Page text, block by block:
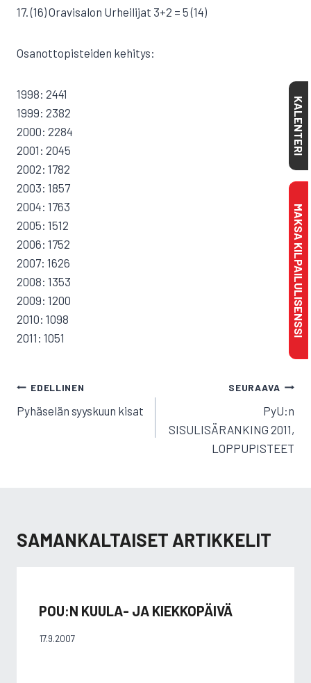
17. (16) Oravisalon Urheilijat 3+2 = 5 (14)
Osanottopisteiden kehitys:
1998: 2441
1999: 2382
2000: 2284
2001: 2045
2002: 1782
2003: 1857
2004: 1763
2005: 1512
2006: 1752
2007: 1626
2008: 1353
2009: 1200
2010: 1098
2011: 1051
ARTIKKELIEN
SELAUS
EDELLINEN
Pyhäselän syyskuun kisat
SEURAAVA
PyU:n
SISULISÄRANKING 2011,
LOPPUPISTEET
SAMANKALTAISET ARTIKKELIT
POU:N KUULA- JA KIEKKOPÄIVÄ
17.9.2007
KALENTERI
MAKSA KILPAILULISENSSI